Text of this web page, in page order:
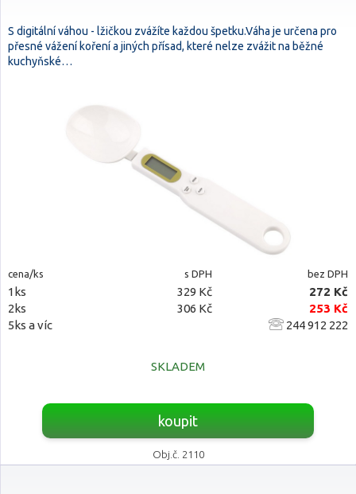
S digitální váhou - lžičkou zvážíte každou špetku.Váha je určena pro
přesné vážení koření a jiných přísad, které nelze zvážit na běžné
kuchyňské…
cena/ks s DPH bez DPH
1ks 329 Kč
272 Kč
2ks
306 Kč
253 Kč
5ks a víc
244 912 222
SKLADEM
koupit
Obj.č. 2110